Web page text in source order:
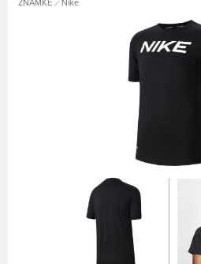
ZNAMKE Nike